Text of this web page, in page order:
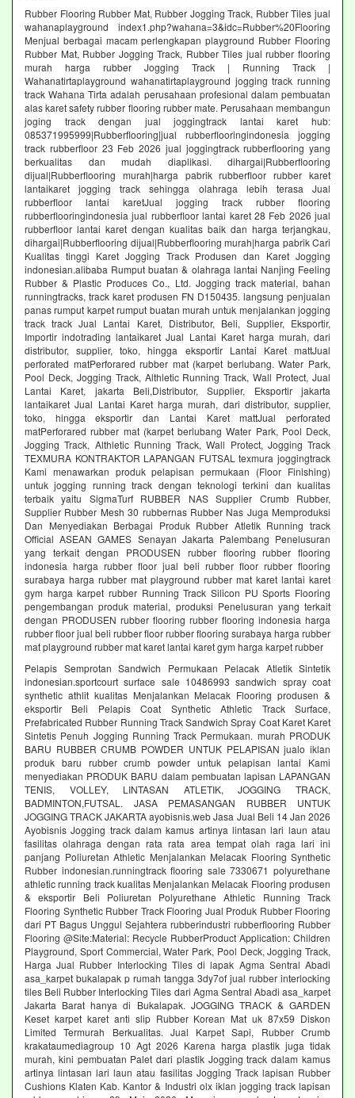
Rubber Flooring Rubber Mat, Rubber Jogging Track, Rubber Tiles jual
wahanaplayground index1.php?wahana=3&idc=Rubber%20Flooring
Menjual berbagai macam perlengkapan playground Rubber Flooring
Rubber Mat, Rubber Jogging Track, Rubber Tiles jual rubber flooring
murah harga rubber Jogging Track | Running Track |
Wahanatirtaplayground wahanatirtaplayground jogging track running
track Wahana Tirta adalah perusahaan profesional dalam pembuatan
alas karet safety rubber flooring rubber mate. Perusahaan membangun
joging track dengan jual joggingtrack lantai karet hub:
085371995999|Rubberflooring|jual rubberflooringindonesia jogging
track rubberfloor 23 Feb 2026 jual joggingtrack rubberflooring yang
berkualitas dan mudah diaplikasi. dihargai|Rubberflooring
dijual|Rubberflooring murah|harga pabrik rubberfloor rubber karet
lantaikaret jogging track sehingga olahraga lebih terasa Jual
rubberfloor lantai karetJual jogging track rubber flooring
rubberflooringindonesia jual rubberfloor lantai karet 28 Feb 2026 jual
rubberfloor lantai karet dengan kualitas baik dan harga terjangkau,
dihargai|Rubberflooring dijual|Rubberflooring murah|harga pabrik Cari
Kualitas tinggi Karet Jogging Track Produsen dan Karet Jogging
indonesian.alibaba Rumput buatan & olahraga lantai Nanjing Feeling
Rubber & Plastic Produces Co., Ltd. Jogging track material, bahan
runningtracks, track karet produsen FN D150435. langsung penjualan
panas rumput karpet rumput buatan murah untuk menjalankan jogging
track track Jual Lantai Karet, Distributor, Beli, Supplier, Eksportir,
Importir indotrading lantaikaret Jual Lantai Karet harga murah, dari
distributor, supplier, toko, hingga eksportir Lantai Karet mattJual
perforated matPerforared rubber mat (karpet berlubang. Water Park,
Pool Deck, Jogging Track, Althletic Running Track, Wall Protect, Jual
Lantai Karet, jakarta Beli,Distributor, Supplier, Eksportir jakarta
lantaikaret Jual Lantai Karet harga murah, dari distributor, supplier,
toko, hingga eksportir dan Lantai Karet mattJual perforated
matPerforared rubber mat (karpet berlubang Water Park, Pool Deck,
Jogging Track, Althletic Running Track, Wall Protect, Jogging Track
TEXMURA KONTRAKTOR LAPANGAN FUTSAL texmura joggingtrack
Kami menawarkan produk pelapisan permukaan (Floor Finishing)
untuk jogging running track dengan teknologi terkini dan kualitas
terbaik yaitu SigmaTurf RUBBER NAS Supplier Crumb Rubber,
Supplier Rubber Mesh 30 rubbernas Rubber Nas Juga Memproduksi
Dan Menyediakan Berbagai Produk Rubber Atletik Running track
Official ASEAN GAMES Senayan Jakarta Palembang Penelusuran
yang terkait dengan PRODUSEN rubber flooring rubber flooring
indonesia harga rubber floor jual beli rubber floor rubber flooring
surabaya harga rubber mat playground rubber mat karet lantai karet
gym harga karpet rubber Running Track Silicon PU Sports Flooring
pengembangan produk material, produksi Penelusuran yang terkait
dengan PRODUSEN rubber flooring rubber flooring indonesia harga
rubber floor jual beli rubber floor rubber flooring surabaya harga rubber
mat playground rubber mat karet lantai karet gym harga karpet rubber
Pelapis Semprotan Sandwich Permukaan Pelacak Atletik Sintetik
indonesian.sportcourt surface sale 10486993 sandwich spray coat
synthetic athlit kualitas Menjalankan Melacak Flooring produsen &
eksportir Beli Pelapis Coat Synthetic Athletic Track Surface,
Prefabricated Rubber Running Track Sandwich Spray Coat Karet Karet
Sintetis Penuh Jogging Running Track Permukaan. murah PRODUK
BARU RUBBER CRUMB POWDER UNTUK PELAPISAN jualo iklan
produk baru rubber crumb powder untuk pelapisan lantai Kami
menyediakan PRODUK BARU dalam pembuatan lapisan LAPANGAN
TENIS, VOLLEY, LINTASAN ATLETIK, JOGGING TRACK,
BADMINTON,FUTSAL. JASA PEMASANGAN RUBBER UNTUK
JOGGING TRACK JAKARTA ayobisnis.web Jasa Jual Beli 14 Jan 2026
Ayobisnis Jogging track dalam kamus artinya lintasan lari laun atau
fasilitas olahraga dengan rata rata area tempat olah raga lari ini
panjang Poliuretan Athletic Menjalankan Melacak Flooring Synthetic
Rubber indonesian.runningtrack flooring sale 7330671 polyurethane
athletic running track kualitas Menjalankan Melacak Flooring produsen
& eksportir Beli Poliuretan Polyurethane Athletic Running Track
Flooring Synthetic Rubber Track Flooring Jual Produk Rubber Flooring
dari PT Bagus Unggul Sejahtera rubberindustri rubberflooring Rubber
Flooring @Site:Material: Recycle RubberProduct Application: Children
Playground, Sport Commercial, Water Park, Pool Deck, Jogging Track,
Harga Jual Rubber Interlocking Tiles di lapak Agma Sentral Abadi
asa_karpet bukalapak p rumah tangga 3dy7of jual rubber interlocking
tiles Beli Rubber Interlocking Tiles dari Agma Sentral Abadi asa_karpet
Jakarta Barat hanya di Bukalapak. JOGGING TRACK & GARDEN
Keset karpet karet anti slip Rubber Korean Mat uk 87x59 Diskon
Limited Termurah Berkualitas. Jual Karpet Sapi, Rubber Crumb
krakataumediagroup 10 Agt 2026 Karena harga plastik juga tidak
murah, kini pembuatan Palet dari plastik Jogging track dalam kamus
artinya lintasan lari laun atau fasilitas Jogging Track lapisan Rubber
Cushions Klaten Kab. Kantor & Industri olx iklan jogging track lapisan